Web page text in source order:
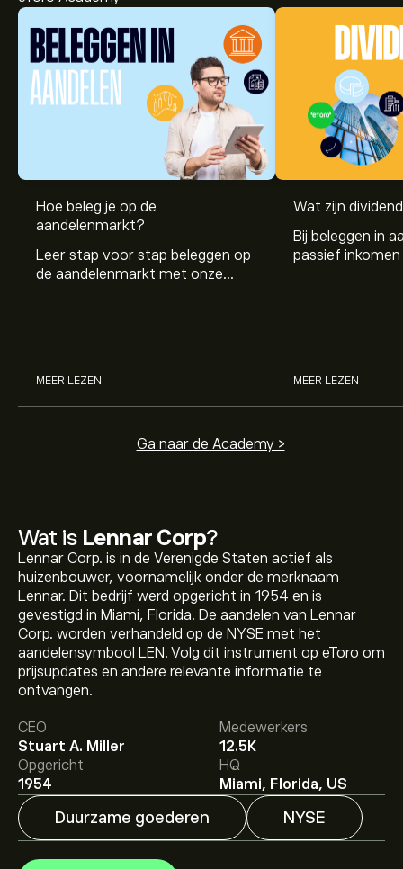
Wat is Lennar Corp?
Lennar Corp. is in de Verenigde Staten actief als
huizenbouwer, voornamelijk onder de merknaam
Lennar. Dit bedrijf werd opgericht in 1954 en is
gevestigd in Miami, Florida. De aandelen van Lennar
Corp. worden verhandeld op de NYSE met het
aandelensymbool LEN. Volg dit instrument op eToro om
prijsupdates en andere relevante informatie te
ontvangen.
CEO
Stuart A. Miller
Medewerkers
12.5K
Opgericht
1954
HQ
Miami, Florida, US
Duurzame goederen NYSE
Hoe beleg je op de
aandelenmarkt?
Leer stap voor stap beleggen op
de aandelenmarkt met onze
MEER LEZEN
Wat zijn
Bij beleggen in
passief
MEER LEZEN
Ga naar de Academy >
De huidige koers van LEN is 88.18‎$‎.
Het gemiddelde koersdoel voor Lennar Corp is 88.18‎$‎.
Meld je aan
bij eToro voor gedetailleerde
analistenvoorspellingen en koersdoelen.
Analisten bieden voorspellingen voor Lennar Corp
gebaseerd op markttrends, financiële rapporten en
verwachte groei. Bekijk de meest recente voorspelling